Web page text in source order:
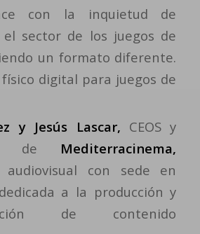
con la inquietud de
sector de los juegos de
un formato diferente.
digital para juegos de
y Jesús Lascar, CEOS y
de Mediterracinema,
audiovisual con sede en
a la producción y
de contenido